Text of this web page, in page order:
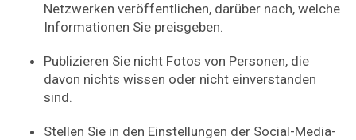
Netzwerken veröffentlichen, darüber nach, welche
Informationen Sie preisgeben.
Publizieren Sie nicht Fotos von Personen, die
davon nichts wissen oder nicht einverstanden
sind.
Stellen Sie in den Einstellungen der Social-Media-